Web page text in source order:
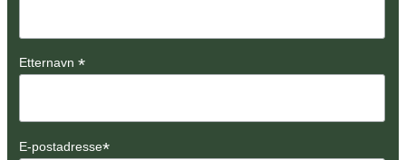
Etternavn *
E-postadresse*